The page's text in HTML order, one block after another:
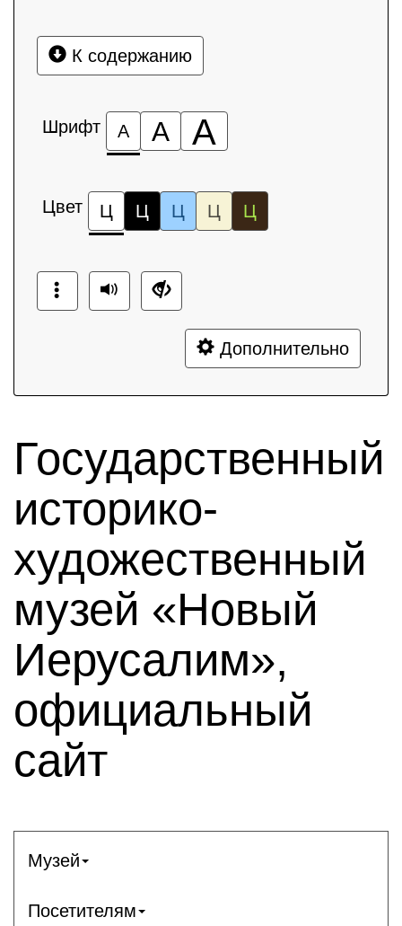
К содержанию
Шрифт А А А
Цвет Ц Ц Ц Ц Ц
Дополнительно
Государственный
историко-
художественный
музей «Новый
Иерусалим»,
официальный
сайт
Музей
Посетителям